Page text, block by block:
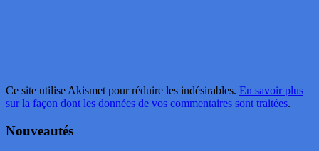
Ce site utilise Akismet pour réduire les indésirables. En savoir plus
sur la façon dont les données de vos commentaires sont traitées.
Nouveautés